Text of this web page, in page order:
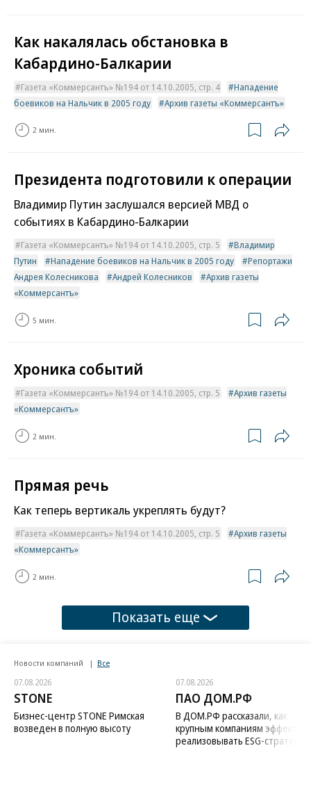
Как накалялась обстановка в
Кабардино-Балкарии
Газета «Коммерсантъ» №194 от 14.10.2005, стр. 4
Нападение
боевиков на Нальчик в 2005 году
Архив газеты «Коммерсантъ»
2 мин.
Президента подготовили к операции
Владимир Путин заслушался версией МВД о
событиях в Кабардино-Балкарии
Газета «Коммерсантъ» №194 от 14.10.2005, стр. 5
Владимир
Путин
Нападение боевиков на Нальчик в 2005 году
Репортажи
Андрея Колесникова
Андрей Колесников
Архив газеты
«Коммерсантъ»
5 мин.
Хроника событий
Газета «Коммерсантъ» №194 от 14.10.2005, стр. 5
Архив газеты
«Коммерсантъ»
2 мин.
Прямая речь
Как теперь вертикаль укреплять будут?
Газета «Коммерсантъ» №194 от 14.10.2005, стр. 5
Архив газеты
«Коммерсантъ»
2 мин.
Показать еще
Новости компаний Все
07.08.2026
STONE
Бизнес-центр STONE Римская
возведен в полную высоту
07.08.2026
ПАО ДОМ.РФ
В ДОМ.РФ рассказали, как
крупным компаниям
реализовывать ESG-стратегию